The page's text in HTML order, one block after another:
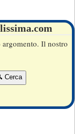
Il nostro